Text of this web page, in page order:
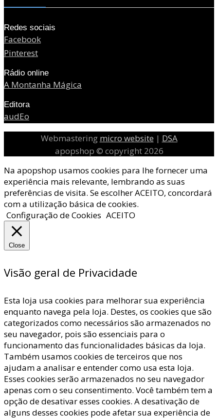
Redes sociais
Facebook
Pinterest
Rádio online
A Montanha Mágica
Editora
audEo
Webmastering micro website | DSA
apopshop © copyright 2026
Na apopshop usamos cookies para lhe fornecer uma
experiência mais relevante, lembrando as suas
preferências de visita. Se escolher ACEITO, concordará
com a utilização básica de cookies.
Configuração de Cookies ACEITO
Close
Visão geral de Privacidade
Esta loja usa cookies para melhorar sua experiência
enquanto navega pela loja. Destes, os cookies que são
categorizados como necessários são armazenados no
seu navegador, pois são essenciais para o
funcionamento das funcionalidades básicas da loja.
Também usamos cookies de terceiros que nos
ajudam a analisar e entender como usa esta loja.
Esses cookies serão armazenados no seu navegador
apenas com o seu consentimento. Você também tem a
opção de desativar esses cookies. A desativação de
alguns desses cookies pode afetar sua experiência de